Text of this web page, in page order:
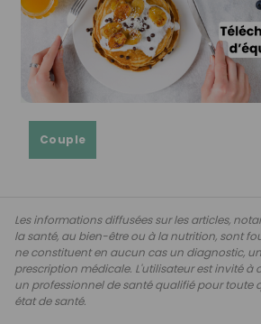
Couple
Les informations diffusées sur les articles,
la santé, au bien-être ou à la nutrition, sont
ne constituent en aucun cas un diagnostic,
prescription médicale. L'utilisateur est invité à
un professionnel de santé qualifié pour toute
état de santé.